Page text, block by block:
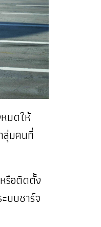
มดให้
ลุ่มคนที่
รือติดตั้ง
บบชาร์จ